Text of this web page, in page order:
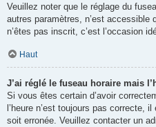
Veuillez noter que le réglage du
autres paramètres, n’est accessible
n’êtes pas inscrit, c’est l’occasion
Haut
J’ai réglé le fuseau horaire mais
Si vous êtes certain d’avoir
l’heure n’est toujours pas correcte,
soit erronée. Veuillez contacter un